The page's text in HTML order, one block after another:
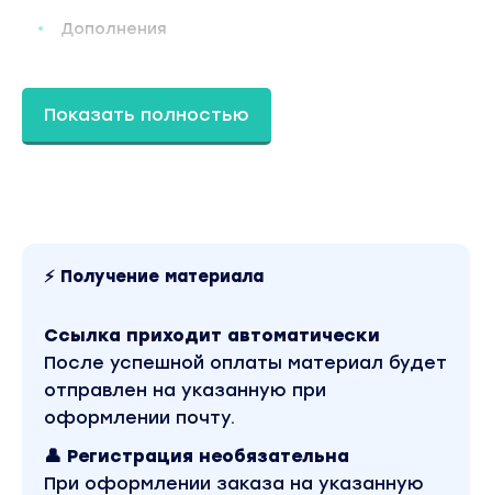
Дополнения
Стоимость
ПРОГРАММА ОБУЧЕНИЯ:
• Подготовка аккаунта к запуску (прокси /
• Разбор аудитории
• Выбор оффера
• Подготовка сайтов
Показать полностью
⚡ Получение материала
Ссылка приходит автоматически
После успешной оплаты материал будет
отправлен на указанную при
оформлении почту.
👤 Регистрация необязательна
При оформлении заказа на указанную